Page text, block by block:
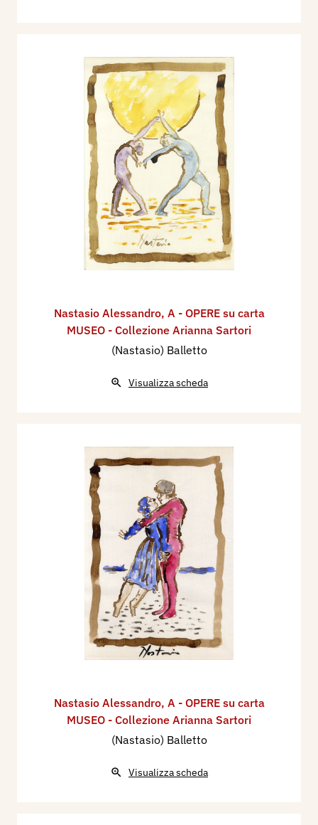
Nastasio Alessandro, A - OPERE su carta
MUSEO - Collezione Arianna Sartori
(Nastasio) Balletto
Visualizza scheda
Nastasio Alessandro, A - OPERE su carta
MUSEO - Collezione Arianna Sartori
(Nastasio) Balletto
Visualizza scheda